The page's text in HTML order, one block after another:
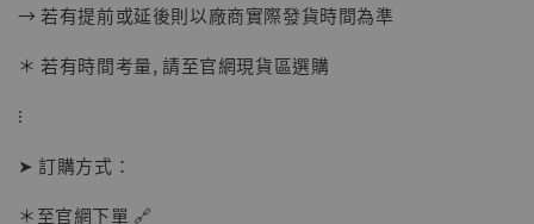
→ 若有提前或延後則以廠商實際發貨時間為準
＊ 若有時間考量, 請至官網現貨區選購
⁝
➤ 訂購方式：
＊至官網下單 🔗